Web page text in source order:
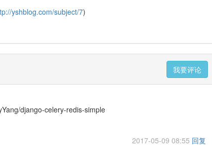
yshblog.com/subject/7)
我要评论
django-celery-redis-simple
2017-05-09 08:55 回复